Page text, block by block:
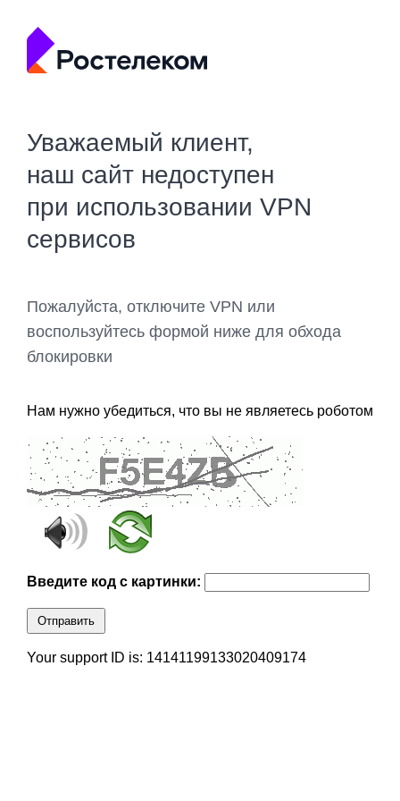
Уважаемый клиент,
наш сайт недоступен
при использовании VPN
сервисов
Пожалуйста, отключите VPN или
воспользуйтесь формой ниже для обхода
блокировки
Нам нужно убедиться, что вы не являетесь роботом
Введите код с картинки:
Отправить
Your support ID is: 14141199133020409174